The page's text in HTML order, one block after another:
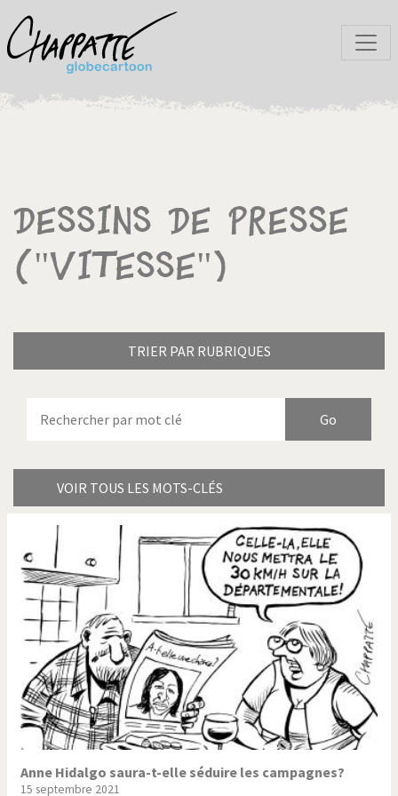
Dessins de presse
("Vitesse")
TRIER PAR RUBRIQUES
VOIR TOUS LES MOTS-CLÉS
Bienvenue en Italie
Bye Biden! Catholique ou pas très?
Chère énergie! Crise grecque
Cybermonde
Du printemps arabe à
l'hiver
Election présidentielle US Guerre en Syrie
Hopp Deutschland Israël - Palestine
L'Amérique et les armes L'Iran tremble
La Chine et nous
La Corée du Nord: guerre ou
paix?
Anne Hidalgo saura-t-elle séduire les campagnes?
15 septembre 2021